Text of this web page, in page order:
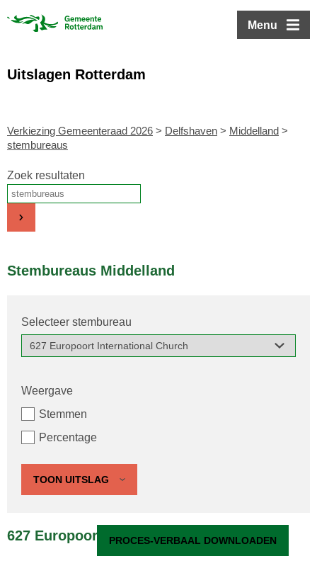
Menu
Uitslagen Rotterdam
Verkiezing Gemeenteraad 2026 > Delfshaven > Middelland >
stembureaus
Zoek resultaten
Stembureaus Middelland
Selecteer stembureau
Weergave
Stemmen
Percentage
TOON UITSLAG
627 Europoort International Church
PROCES-VERBAAL DOWNLOADEN